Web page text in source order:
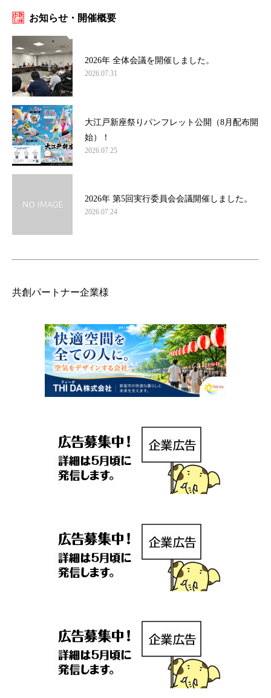
お知らせ・開催概要
2026年 全体会議を開催しました。
2026.07.31
大江戸新座祭りパンフレット公開（8月配布開
始）！
2026.07.25
2026年 第5回実行委員会会議開催しました。
2026.07.24
共創パートナー企業様